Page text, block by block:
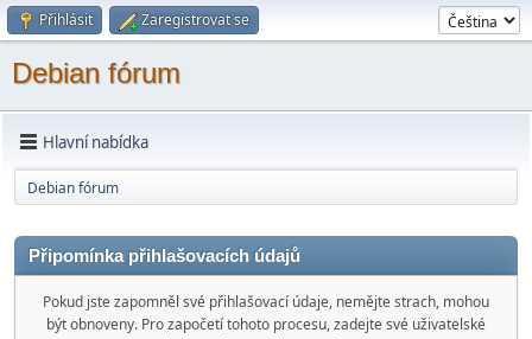
Přihlásit Zaregistrovat se
Debian fórum
Hlavní nabídka
Debian fórum
Připomínka přihlašovacích údajů
Pokud jste zapomněl své přihlašovací údaje, nemějte strach, mohou
být obnoveny. Pro započetí tohoto procesu, zadejte své uživatelské